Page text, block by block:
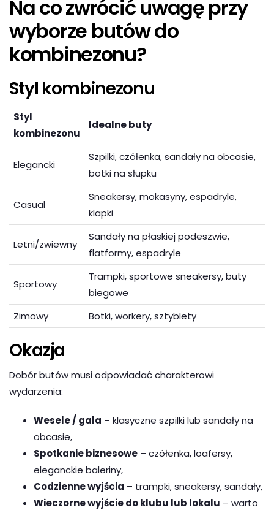
Na co zwrócić uwagę przy
wyborze butów do
kombinezonu?
Styl kombinezonu
Styl
kombinezonu
Idealne buty
Elegancki
Szpilki, czółenka, sandały na obcasie,
botki na słupku
Casual
Sneakersy, mokasyny, espadryle,
klapki
Letni/zwiewny
Sandały na płaskiej podeszwie,
flatformy, espadryle
Sportowy
Trampki, sportowe sneakersy, buty
biegowe
Zimowy
Botki, workery, sztyblety
Okazja
Dobór butów musi odpowiadać charakterowi
wydarzenia:
Wesele / gala – klasyczne szpilki lub sandały na
obcasie,
Spotkanie biznesowe – czółenka, loafersy,
eleganckie baleriny,
Codzienne wyjścia – trampki, sneakersy, sandały,
Wieczorne wyjście do klubu lub lokalu – warto